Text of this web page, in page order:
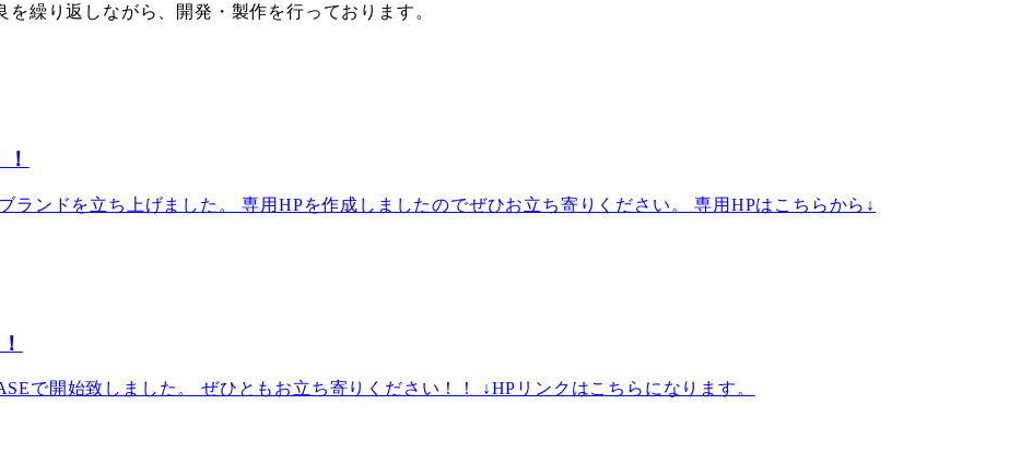
繰り返しながら、開発・製作を行っております。
ランドを立ち上げました。 専用HPを作成しましたのでぜひお立ち寄りください。 専用HPはこちらから↓
で開始致しました。 ぜひともお立ち寄りください！！ ↓HPリンクはこちらになります。